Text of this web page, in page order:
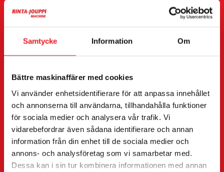
Samtycke Information Om
Bättre maskinaffärer med cookies
Vi använder enhetsidentifierare för att anpassa innehållet
och annonserna till användarna, tillhandahålla funktioner
för sociala medier och analysera vår trafik. Vi
vidarebefordrar även sådana identifierare och annan
information från din enhet till de sociala medier och
annons- och analysföretag som vi samarbetar med.
Dessa kan i sin tur kombinera informationen med annan
E-post (Obligatorisk)